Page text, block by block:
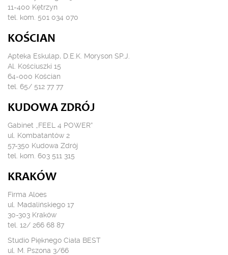
11-400 Kętrzyn
tel. kom. 501 034 070
KOŚCIAN
Apteka Eskulap, D.E.K. Moryson SP.J.
Al. Kościuszki 15
64-000 Kościan
tel. 65/ 512 77 77
KUDOWA ZDRÓJ
Gabinet „FEEL 4 POWER”
ul. Kombatantów 2
57-350 Kudowa Zdrój
tel. kom. 603 511 315
KRAKÓW
Firma Aloes
ul. Madalińskiego 17
30-303 Kraków
tel. 12/ 266 68 87
Studio Pięknego Ciała BEST
ul. M. Pszona 3/66